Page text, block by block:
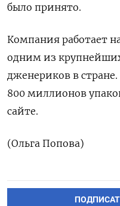
было принято.
Компания работает
одним из
дженериков в
800 миллионов
сайте.
(Ольга Попова)